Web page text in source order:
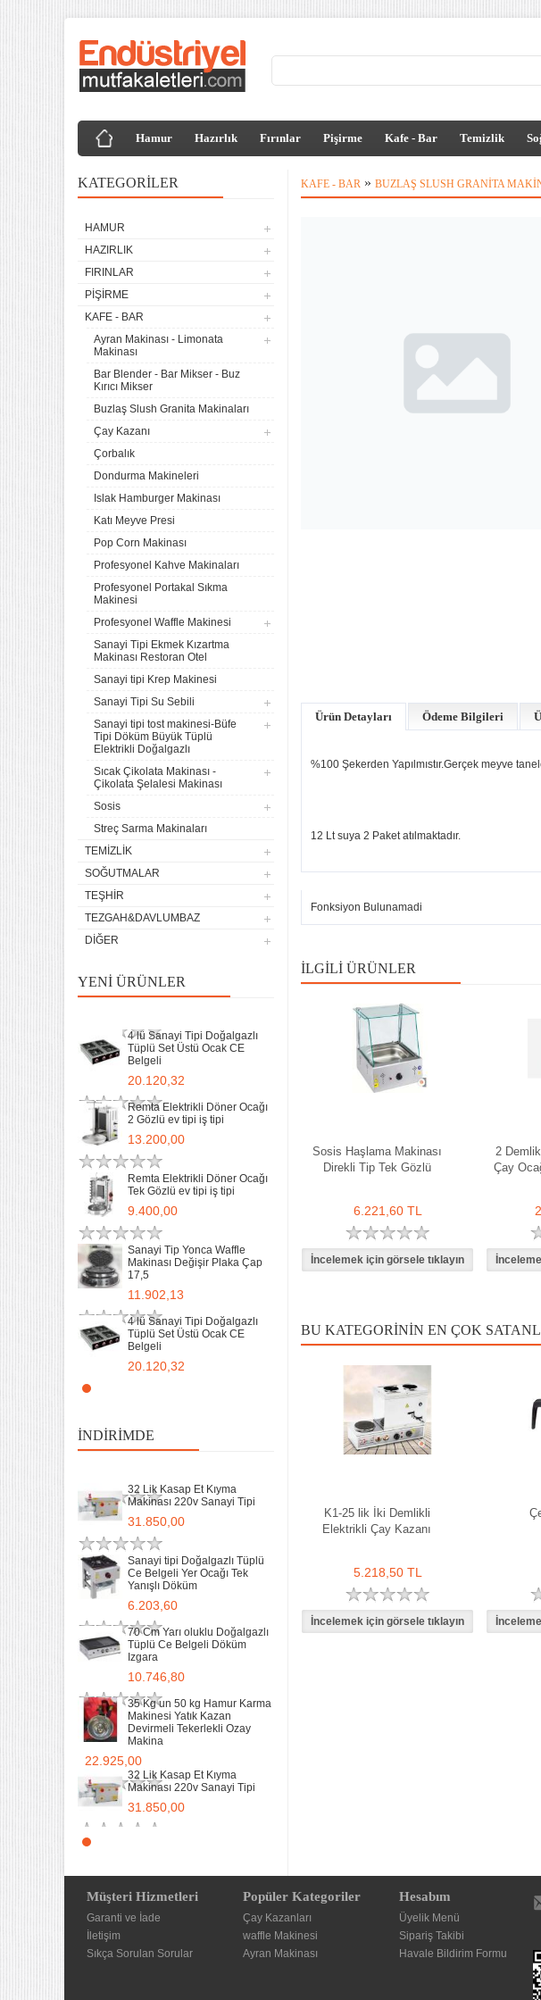
Hamur Hazırlık Fırınlar Pişirme Kafe - Bar Temizlik
KATEGORILER
HAMUR
HAZIRLIK
FIRINLAR
PIŞIRME
KAFE - BAR
Ayran Makinası - Limonata
Makinası
Bar Blender - Bar Mikser - Buz
Kırıcı Mikser
Buzlaş Slush Granita Makinaları
Çay Kazanı
Çorbalık
Dondurma Makineleri
Islak Hamburger Makinası
Katı Meyve Presi
Pop Corn Makinası
Profesyonel Kahve Makinaları
Profesyonel Portakal Sıkma
Makinesi
Profesyonel Waffle Makinesi
Sanayi Tipi Ekmek Kızartma
Makinası Restoran Otel
Sanayi tipi Krep Makinesi
Sanayi Tipi Su Sebili
Sanayi tipi tost makinesi-Büfe
Tipi Döküm Büyük Tüplü
Elektrikli Doğalgazlı
Sıcak Çikolata Makinası -
Çikolata Şelalesi Makinası
Sosis
Streç Sarma Makinaları
TEMIZLIK
SOĞUTMALAR
TEŞHIR
TEZGAH&DAVLUMBAZ
DIĞER
YENI ÜRÜNLER
4 lü Sanayi Tipi Doğalgazlı
Belgeli
20.120,32
Remta Elektrikli Döner Ocağı
2 Gözlü ev tipi iş tipi
13.200,00
Remta Elektrikli Döner Ocağı
9.400,00
Makinası Değişir Plaka Çap
17,5
4 lü Sanayi Tipi Doğalgazlı
Tüplü Set Üstü Ocak CE
Belgeli
20.120,32
Remta Elektrikli Döner Ocağı
2 Gözlü ev tipi iş tipi
13.200,00
Remta Elektrikli Döner Ocağı
Tek Gözlü ev tipi iş tipi
9.400,00
Sanayi Tip Yonca Waffle
Makinası Değişir Plaka Çap
17,5
11.902,13
4 lü Sanayi Tipi Doğalgazlı
Tüplü Set Üstü Ocak CE
Belgeli
20.120,32
9.400,00
Sanayi Tip Yonca Waffle
Makinası Değişir Plaka Çap
17,5
11.902,13
İNDIRIMDE
32 Lik Kasap Et Kıyma
Makinası 220v Sanayi Tipi
31.850,00
Sanayi tipi Doğalgazlı Tüplü
Ce Belgeli Yer Ocağı Tek
Yanışlı Döküm
6.203,60
70 Cm Yarı oluklu Doğalgazlı
Tüplü Ce Belgeli Döküm
Izgara
Makinesi Yatık Kazan
Devirmeli Tekerlekli Ozay
32 Lik Kasap Et Kıyma
Makinası 220v Sanayi Tipi
31.850,00
Sanayi tipi Doğalgazlı Tüplü
Ce Belgeli Yer Ocağı Tek
Yanışlı Döküm
6.203,60
70 Cm Yarı oluklu Doğalgazlı
Tüplü Ce Belgeli Döküm
Izgara
10.746,80
35 Kg un 50 kg Hamur Karma
Makinesi Yatık Kazan
Devirmeli Tekerlekli Ozay
Makina
22.925,00
32 Lik Kasap Et Kıyma
Makinası 220v Sanayi Tipi
31.850,00
6.203,60
70 Cm Yarı oluklu Doğalgazlı
Tüplü Ce Belgeli Döküm
KAFE - BAR » BUZLAŞ SLUSH GRANITA
Ürün Detayları Ödeme Bilgileri
%100 Şekerden Yapılmıstır.Gerçek meyve
12 Lt suya 2 Paket atılmaktadır.
Fonksiyon Bulunamadi
İLGILI ÜRÜNLER
Sosis Haşlama Makinası
Direkli Tip Tek Gözlü
6.221,60 TL
2
Çay
BU KATEGORININ EN ÇOK
K1-25 lik İki Demlikli
Elektrikli Çay Kazanı
5.218,50 TL
Müşteri Hizmetleri
Garanti ve İade
İletişim
Sıkça Sorulan Sorular
Popüler Kategoriler
Çay Kazanları
waffle Makinesi
Ayran Makinası
Hesabım
Üyelik Menü
Sipariş Takibi
Havale Bildirim Formu